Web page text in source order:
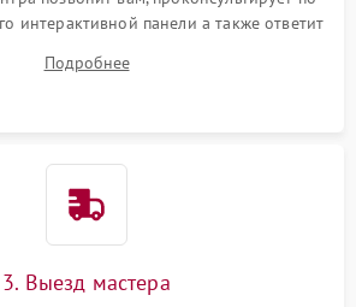
интерактивной панели а также ответит
Подробнее
3. Выезд мастера